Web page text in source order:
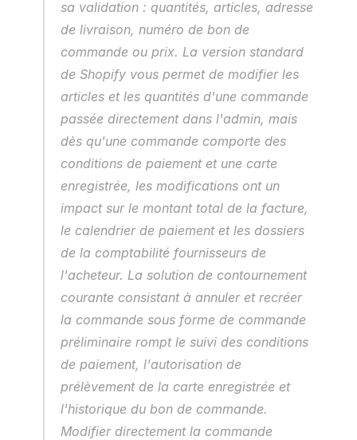
sa validation : quantités, articles, adresse
de livraison, numéro de bon de
commande ou prix. La version standard
de Shopify vous permet de modifier les
articles et les quantités d'une commande
passée directement dans l'admin, mais
dès qu'une commande comporte des
conditions de paiement et une carte
enregistrée, les modifications ont un
impact sur le montant total de la facture,
le calendrier de paiement et les dossiers
de la comptabilité fournisseurs de
l'acheteur. La solution de contournement
courante consistant à annuler et recréer
la commande sous forme de commande
préliminaire rompt le suivi des conditions
de paiement, l'autorisation de
prélèvement de la carte enregistrée et
l'historique du bon de commande.
Modifier directement la commande